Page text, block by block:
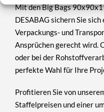
Mit denBig Bags
DESABAG sichern Sie
Verpackungs- und
Ansprüchen gerecht wird.
oder bei der
perfekte Wahl für Ihre
Profitieren Sie von
Staffelpreisen und einer